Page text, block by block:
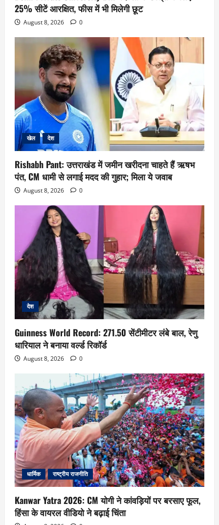
25% सीटें आरक्षित, फीस में भी मिलेगी छूट
August 8, 2026 0
खेल देश
Rishabh Pant: उत्तराखंड में जमीन खरीदना चाहते हैं ऋषभ
पंत, CM धामी से लगाई मदद की गुहार; मिला ये जवाब
August 8, 2026 0
देश
Guinness World Record: 271.50 सेंटीमीटर लंबे बाल, रेणु
धारियाल ने बनाया वर्ल्ड रिकॉर्ड
August 8, 2026 0
धार्मिक राष्ट्रीय राजनीति
Kanwar Yatra 2026: CM योगी ने कांवड़ियों पर बरसाए फूल,
हिंसा के वायरल वीडियो ने बढ़ाई चिंता